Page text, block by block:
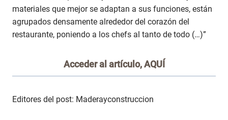
materiales que mejor se adaptan a sus funciones, están
agrupados densamente alrededor del corazón del
restaurante, poniendo a los chefs al tanto de todo (…)”
Acceder al artículo,AQUÍ
Editores del post: Maderayconstruccion